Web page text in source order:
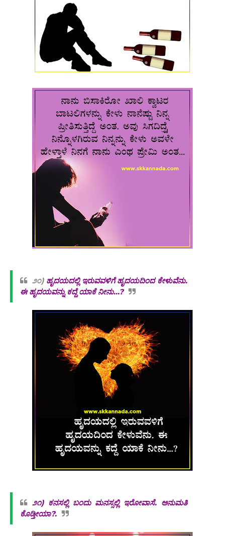
೨೦) ಹೃದಯದಲ್ಲಿ ಇರುವವಳಿಗೆ ಹೃದಯದಿಂದ ಕೇಳುವೆನು.
ಈ ಹೃದಯವನ್ನು ಕದ್ದೆ ಯಾಕೆ ನೀನು...?
೨೧) ಕನಸಲ್ಲಿ ಬಂದು ಮನಸ್ಸಲ್ಲಿ ಇರೋವಾಸೆ. ಅನುಮತಿ
ಕೊಡ್ತೀಯಾ?.